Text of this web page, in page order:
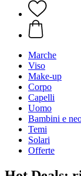
Marche
Viso
Make-up
Corpo
Capelli
Uomo
Bambini e
Temi
Solari
Offerte